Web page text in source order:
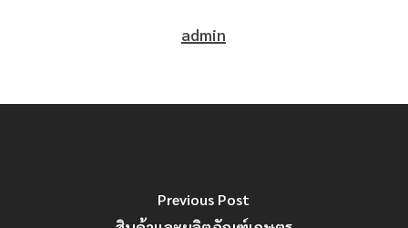
admin
Previous Post